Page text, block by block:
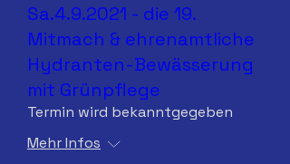
Sa.4.9.2021 - die 19.
Mitmach & ehrenamtliche
Hydranten-Bewässerung
mit Grünpflege
Termin wird bekanntgegeben
Mehr Infos